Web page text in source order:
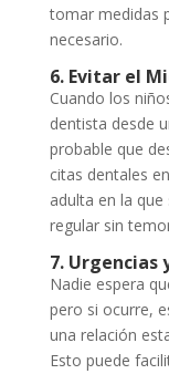
tomar medidas
necesario.
6. Evitar el
Cuando los
dentista desde
probable que
citas dentales
adulta en la
regular sin
7. Urgencias
Nadie espera
pero si ocurre,
una relación
Esto puede